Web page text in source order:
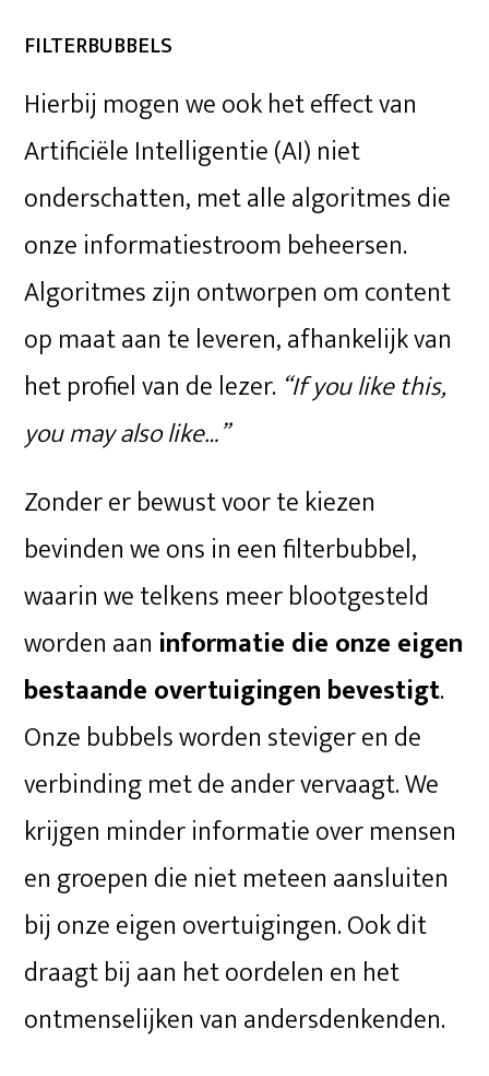
FILTERBUBBELS
Hierbij mogen we ook het effect van
Artificiële Intelligentie (AI) niet
onderschatten, met alle algoritmes die
onze informatiestroom beheersen.
Algoritmes zijn ontworpen om content
op maat aan te leveren, afhankelijk van
het profiel van de lezer. “If you like this,
you may also like…”
Zonder er bewust voor te kiezen
bevinden we ons in een filterbubbel,
waarin we telkens meer blootgesteld
worden aan informatie die onze eigen
bestaande overtuigingen bevestigt.
Onze bubbels worden steviger en de
verbinding met de ander vervaagt. We
krijgen minder informatie over mensen
en groepen die niet meteen aansluiten
bij onze eigen overtuigingen. Ook dit
draagt bij aan het oordelen en het
ontmenselijken van andersdenkenden.